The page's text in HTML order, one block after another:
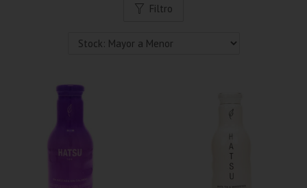
Filtro